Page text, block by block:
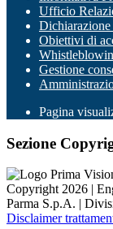
Ufficio
Dichiarazione
Obiettivi di
Gestione
Pagina
Sezione
Copyright 2026 |
Parma S.p.A. |
Disclaimer